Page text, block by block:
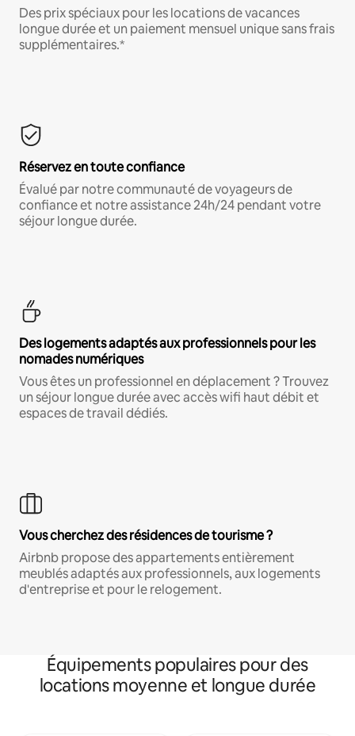
Des prix spéciaux pour les locations de vacances
longue durée et un paiement mensuel unique sans frais
supplémentaires.*
Réservez en toute confiance
Évalué par notre communauté de voyageurs de
confiance et notre assistance 24h/24 pendant votre
séjour longue durée.
Des logements adaptés aux professionnels pour les
nomades numériques
Vous êtes un professionnel en déplacement ? Trouvez
un séjour longue durée avec accès wifi haut débit et
espaces de travail dédiés.
Vous cherchez des résidences de tourisme ?
Airbnb propose des appartements entièrement
meublés adaptés aux professionnels, aux logements
d'entreprise et pour le relogement.
Équipements populaires pour des
locations moyenne et longue durée